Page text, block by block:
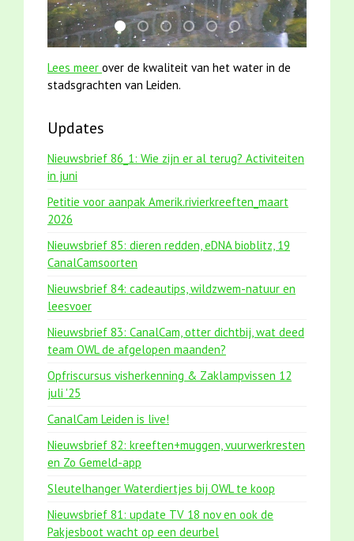
karper met kattenklimtouw
mei2021 watervogelmethode fuut met
mei2021 1 snoekje elly
jun2021 28 brasem en
jun2021 zaklv 5 snoekje
smoelenboek fifi en
Lees meer over de kwaliteit van het water in de
stadsgrachten van Leiden.
Updates
Nieuwsbrief 86_1: Wie zijn er al terug? Activiteiten
in juni
Petitie voor aanpak Amerik.rivierkreeften_maart
2026
Nieuwsbrief 85: dieren redden, eDNA bioblitz, 19
CanalCamsoorten
Nieuwsbrief 84: cadeautips, wildzwem-natuur en
leesvoer
Nieuwsbrief 83: CanalCam, otter dichtbij, wat deed
team OWL de afgelopen maanden?
Opfriscursus visherkenning & Zaklampvissen 12
juli '25
CanalCam Leiden is live!
Nieuwsbrief 82: kreeften+muggen, vuurwerkresten
en Zo Gemeld-app
Sleutelhanger Waterdiertjes bij OWL te koop
Nieuwsbrief 81: update TV 18 nov en ook de
Pakjesboot wacht op een deurbel